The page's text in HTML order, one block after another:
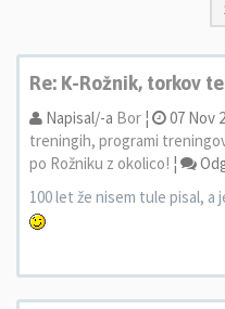
Re: K-Rožnik, torkov
Napisal/-a Bor ¦ 07 Nov
treningih, programi
po Rožniku z okolico! ¦
100 let že nisem tule pisal, a